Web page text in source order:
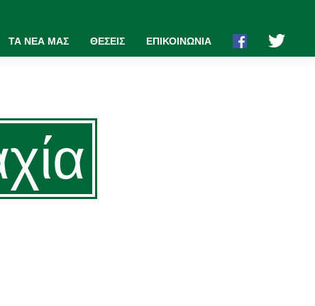
ΤΑ ΝΕΑ ΜΑΣ ΘΕΣΕΙΣ ΕΠΙΚΟΙΝΩΝΙΑ